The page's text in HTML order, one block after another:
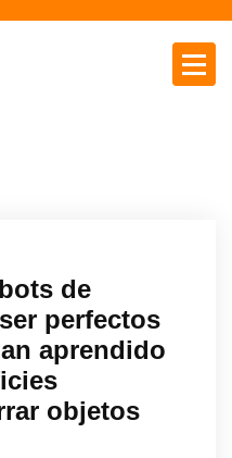
de
perfectos
aprendido
objetos